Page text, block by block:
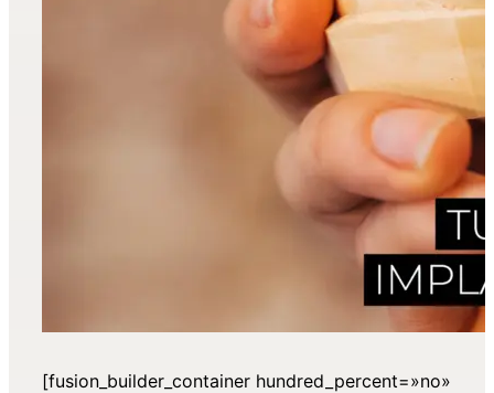
[fusion_builder_container hundred_percent=»no»